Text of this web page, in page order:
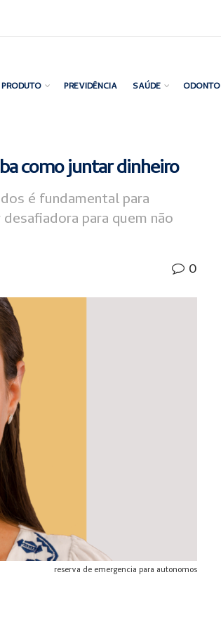
PRODUTO PREVIDÊNCIA SAÚDE ODONTO
como juntar dinheiro
é fundamental para
para quem não
0
reserva de emergencia para autonomos